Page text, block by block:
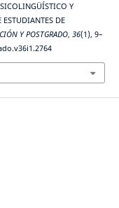
Y
DE
Y POSTGRADO, 36(1), 9–